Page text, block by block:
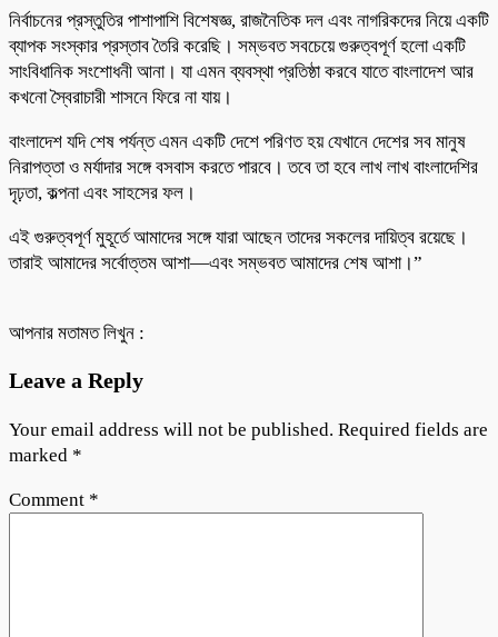
নির্বাচনের প্রস্তুতির পাশাপাশি বিশেষজ্ঞ, রাজনৈতিক দল এবং নাগরিকদের নিয়ে একটি
ব্যাপক সংস্কার প্রস্তাব তৈরি করেছি। সম্ভবত সবচেয়ে গুরুত্বপূর্ণ হলো একটি
সাংবিধানিক সংশোধনী আনা। যা এমন ব্যবস্থা প্রতিষ্ঠা করবে যাতে বাংলাদেশ আর
কখনো স্বৈরাচারী শাসনে ফিরে না যায়।
বাংলাদেশ যদি শেষ পর্যন্ত এমন একটি দেশে পরিণত হয় যেখানে দেশের সব মানুষ
নিরাপত্তা ও মর্যাদার সঙ্গে বসবাস করতে পারবে। তবে তা হবে লাখ লাখ বাংলাদেশির
দৃঢ়তা, কল্পনা এবং সাহসের ফল।
এই গুরুত্বপূর্ণ মুহূর্তে আমাদের সঙ্গে যারা আছেন তাদের সকলের দায়িত্ব রয়েছে।
তারাই আমাদের সর্বোত্তম আশা—এবং সম্ভবত আমাদের শেষ আশা।”
আপনার মতামত লিখুন :
Leave a Reply
Your email address will not be published. Required fields are
marked *
Comment *